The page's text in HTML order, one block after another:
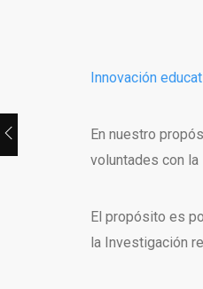
Innovación
En nuestro
voluntades con
El propósito es
la Investigación